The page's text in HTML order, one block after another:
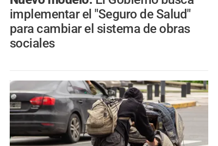
implementar el "Seguro de Salud"
para cambiar el sistema de obras
sociales